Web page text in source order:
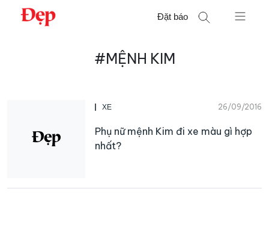
Chuyển
Đặt báo
#MỆNH KIM
XE 26/09/2016
Phụ nữ mệnh Kim đi xe màu gì hợp
nhất?